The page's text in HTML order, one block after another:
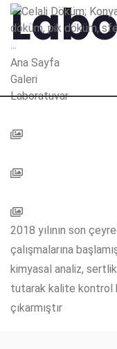
Ana Sayfa
Galeri
Laboratuvar
2018 yılının son
çalışmalarına
kimyasal analiz,
tutarak kalite kontrol
çıkarmıştır